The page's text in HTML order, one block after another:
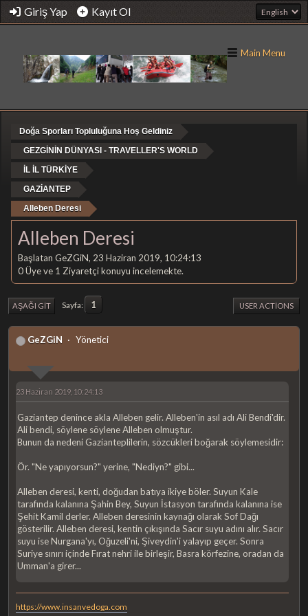
Giriş Yap Kayıt Ol
Main Menu
Doğa Sporları Topluluğuna Hoş Geldiniz
GEZGİNİN DÜNYASI - TRAVELLER'S WORLD
İL İL TÜRKİYE
GAZİANTEP
Alleben Deresi
Alleben Deresi
Başlatan GeZGiN, 23 Haziran 2019, 10:24:13
0 Üye ve 1 Ziyaretçi konuyu incelemekte.
AŞAĞI GIT Sayfa 1 USER ACTIONS
GeZGiN Yönetici
23 Haziran 2019, 10:24:13
Gaziantep denince akla Alleben gelir. Alleben'in asıl adı Ali Bendi'dir.
Ali bendi, söylene söylene Alleben olmuştur.
Bunun da nedeni Gazianteplilerin, sözcükleri boğarak söylemesidir:
Ör. "Ne yapıyorsun?" yerine, "Nediyn?" gibi...
Alleben deresi, kenti, doğudan batıya ikiye böler. Suyun Kale
tarafında kalanına Şahin Bey, Suyun İstasyon tarafında kalanına ise
Şehit Kamil derler. Alleben deresinin kaynağı olarak Sof Dağı
gösterilir. Alleben deresi, kentin çıkışında Sacır suyu adını alır. Sacır
suyu ise Nurgana'yı, Oğuzeli'ni, Şiveydin'i yalayıp geçer. Sonra
Suriye sınırı içinde Fırat nehri ile birleşir, Basra körfezine, oradan da
Umman'a girer...
https://www.insanvedoga.com